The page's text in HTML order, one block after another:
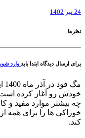
24 تیر 1402
نظرها
برای ارسال دیدگاه ابتدا باید وارد
خودش رو آغاز کرده
چه بیشتر موارد مفید و
خوراکی ها را برای همه
کند.